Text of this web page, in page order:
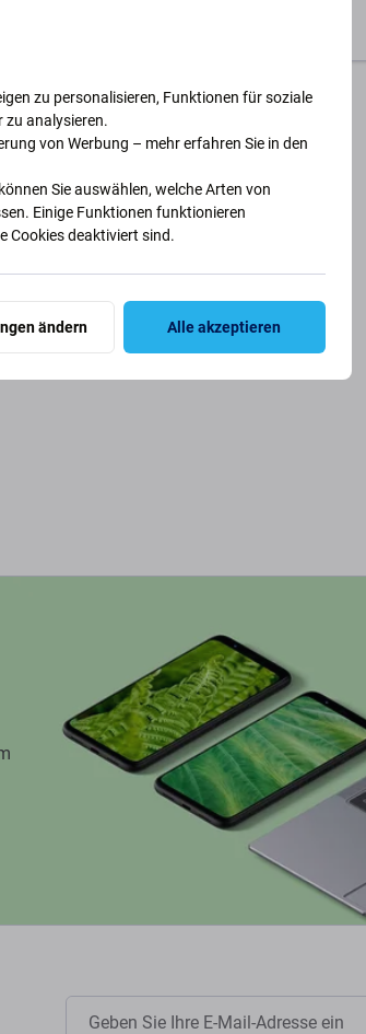
Warenkorb
Verfügbarkeit
zu personalisieren, Funktionen für soziale
zu analysieren.
von Werbung – mehr erfahren Sie in den
Sie auswählen, welche Arten von
Einige Funktionen funktionieren
Cookies deaktiviert sind.
ändern Alle akzeptieren